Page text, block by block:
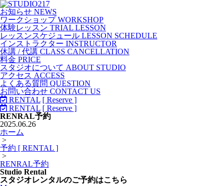
お知らせ NEWS
ワークショップ WORKSHOP
体験レッスン TRIAL LESSON
レッスンスケジュール LESSON SCHEDULE
インストラクター INSTRUCTOR
休講 / 代講 CLASS CANCELLATION
料金 PRICE
スタジオについて ABOUT STUDIO
アクセス ACCESS
よくある質問 QUESTION
お問い合わせ CONTACT US
RENTAL [ Reserve ]
RENTAL [ Reserve ]
RENRAL予約
2025.06.26
ホーム
>
予約 [ RENTAL ]
>
RENRAL予約
Studio Rental
スタジオレンタルのご予約はこちら